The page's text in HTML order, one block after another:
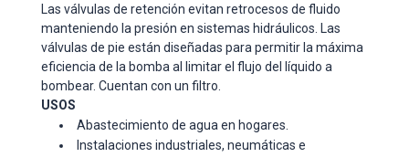
Las válvulas de retención evitan retrocesos de fluido
manteniendo la presión en sistemas hidráulicos. Las
válvulas de pie están diseñadas para permitir la máxima
eficiencia de la bomba al limitar el flujo del líquido a
bombear. Cuentan con un filtro.
USOS
Abastecimiento de agua en hogares.
Instalaciones industriales, neumáticas e